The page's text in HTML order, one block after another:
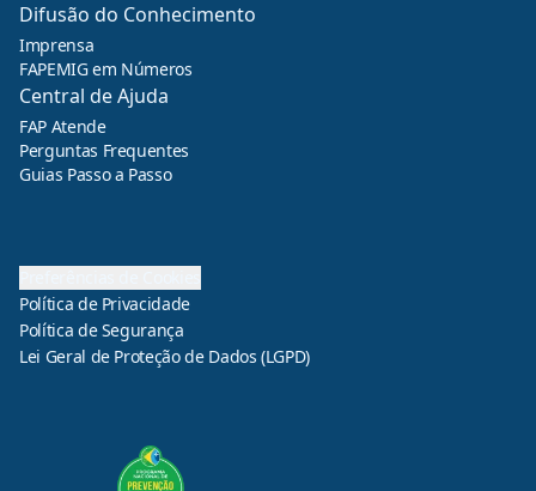
Difusão do Conhecimento
Imprensa
FAPEMIG em Números
Central de Ajuda
FAP Atende
Perguntas Frequentes
Guias Passo a Passo
Política de Privacidade
Política de Segurança
Lei Geral de Proteção de Dados (LGPD)